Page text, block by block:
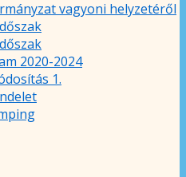
vagyoni helyzetéről
2020-2024
1.